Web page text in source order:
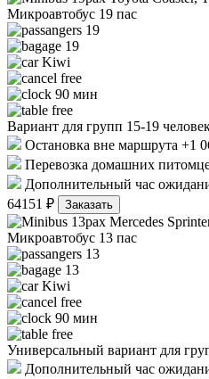
Микроавтобус 19 пас
19
19
Kiwi
free
90 мин
free
Вариант для групп 15-19
Остановка вне маршрута +1
Перевозка домашних
Дополнительный час
64151 ₽
Заказать
Mercedes
Микроавтобус 13 пас
13
13
Kiwi
free
90 мин
free
Универсальный вариант для
Дополнительный час